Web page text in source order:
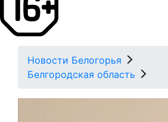
Новости Белогорья
Белгородская область